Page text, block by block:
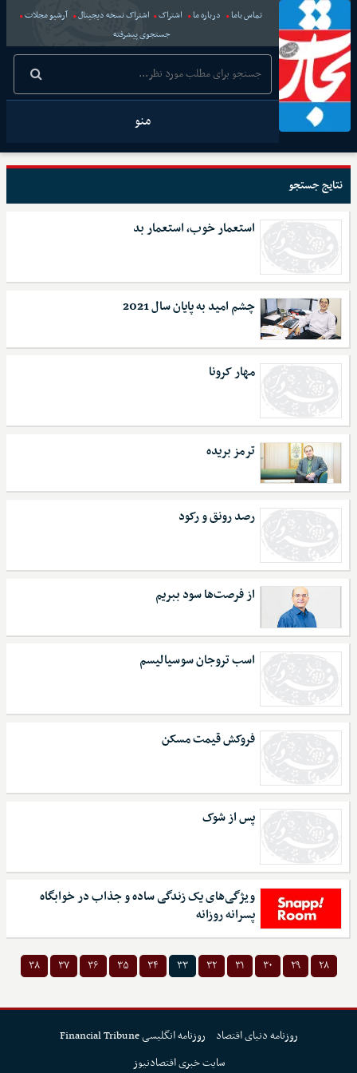
تماس باما درباره ما اشتراک اشتراک نسخه دیجیتال
آرشیو مجلات
جستجوی پیشرفته
منو
نتایج جستجو
استعمار خوب، استعمار بد
چشم امید به پایان سال 2021
مهار کرونا
ترمز بریده
رصد رونق و رکود
از فرصت‌ها سود ببریم
اسب تروجان سوسیالیسم
فروکش قیمت مسکن
پس از شوک
ویژگی‌های یک زندگی ساده و جذاب در خوابگاه
پسرانه روزانه
۲۸ ۲۹ ۳۰ ۳۱ ۳۲ ۳۳ ۳۴ ۳۵ ۳۶ ۳۷ ۳۸
روزنامه دنیای اقتصاد
روزنامه انگلیسی Financial Tribune
سایت خبری اقتصادنیوز